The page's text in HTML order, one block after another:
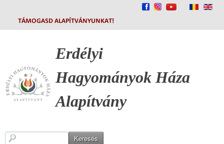
TÁMOGASD ALAPÍTVÁNYUNKAT!
Erdélyi
Hagyományok Háza
Alapítvány